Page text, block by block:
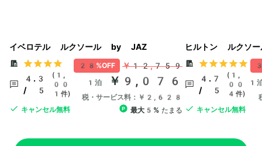
イベロテル ルクソール by JAZ
4.3
/ 5
(1,
00
1件)
キャンセル無料
28%OFF ￥12,759
1泊 ￥9,076
税・サービス料：￥2,628
最大5% たまる
ヒルトン ルクソー
4.7
/ 5
(1,
00
4件)
キャンセル無料
1